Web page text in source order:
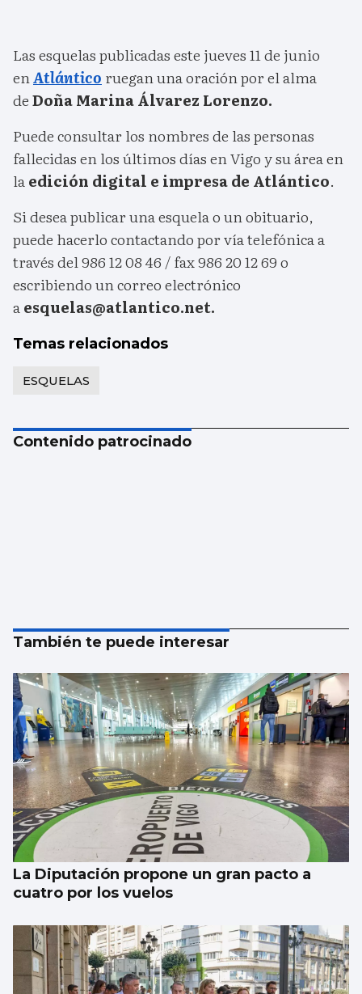
Las esquelas publicadas este jueves 11 de junio
enAtlántico ruegan una oración por el alma
deDoña Marina Álvarez Lorenzo.
Puede consultar los nombres de las personas
fallecidas en los últimos días en Vigo y su área en
laedición digital e impresa de Atlántico.
Si desea publicar una esquela o un obituario,
puede hacerlo contactando por vía telefónica a
través del 986 12 08 46 / fax 986 20 12 69 o
escribiendo un correo electrónico
aesquelas@atlantico.net.
Temas relacionados
ESQUELAS
Contenido patrocinado
También te puede interesar
La Diputación propone un gran pacto a
cuatro por los vuelos